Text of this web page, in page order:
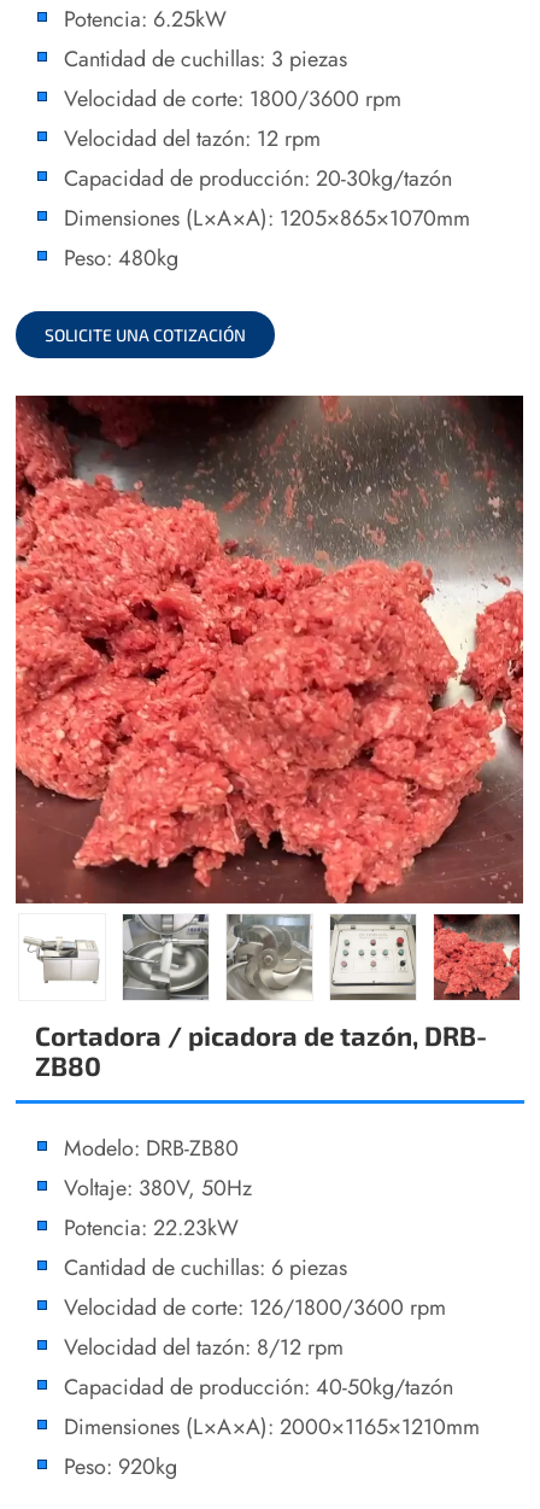
Potencia: 6.25kW
Cantidad de cuchillas: 3 piezas
Velocidad de corte: 1800/3600 rpm
Velocidad del tazón: 12 rpm
Capacidad de producción: 20-30kg/tazón
Dimensiones (L×A×A): 1205×865×1070mm
Peso: 480kg
SOLICITE UNA COTIZACIÓN
Cortadora / picadora de tazón, DRB-
ZB80
Modelo: DRB-ZB80
Voltaje: 380V, 50Hz
Potencia: 22.23kW
Cantidad de cuchillas: 6 piezas
Velocidad de corte: 126/1800/3600 rpm
Velocidad del tazón: 8/12 rpm
Capacidad de producción: 40-50kg/tazón
Dimensiones (L×A×A): 2000×1165×1210mm
Peso: 920kg